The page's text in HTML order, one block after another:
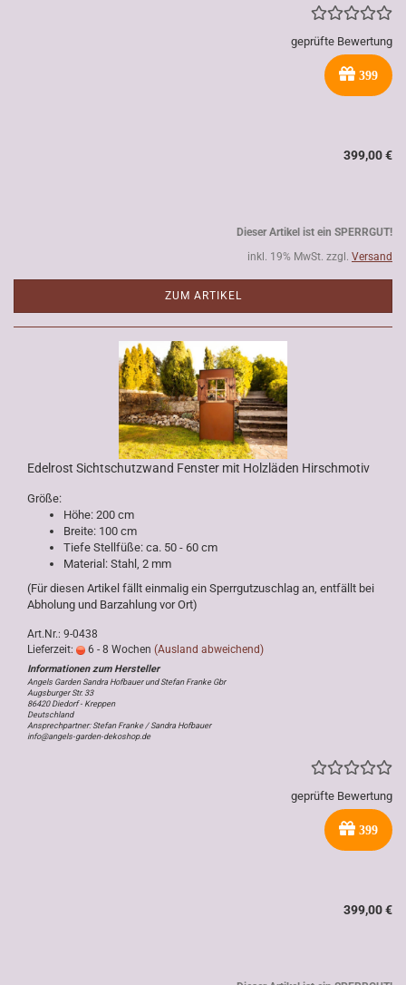
geprüfte Bewertung
399
399,00 €
Dieser Artikel ist ein SPERRGUT!
inkl. 19% MwSt. zzgl. Versand
ZUM ARTIKEL
Edelrost Sichtschutzwand Fenster mit Holzläden Hirschmotiv
Größe:
Höhe: 200 cm
Breite: 100 cm
Tiefe Stellfüße: ca. 50 - 60 cm
Material: Stahl, 2 mm
(Für diesen Artikel fällt einmalig ein Sperrgutzuschlag an, entfällt bei
Abholung und Barzahlung vor Ort)
Art.Nr.: 9-0438
Lieferzeit:
6 - 8 Wochen (Ausland abweichend)
Angels Garden Sandra Hofbauer und Stefan Franke Gbr
Augsburger Str. 33
86420 Diedorf - Kreppen
Deutschland
Ansprechpartner: Stefan Franke / Sandra Hofbauer
info@angels-garden-dekoshop.de
geprüfte Bewertung
399
399,00 €